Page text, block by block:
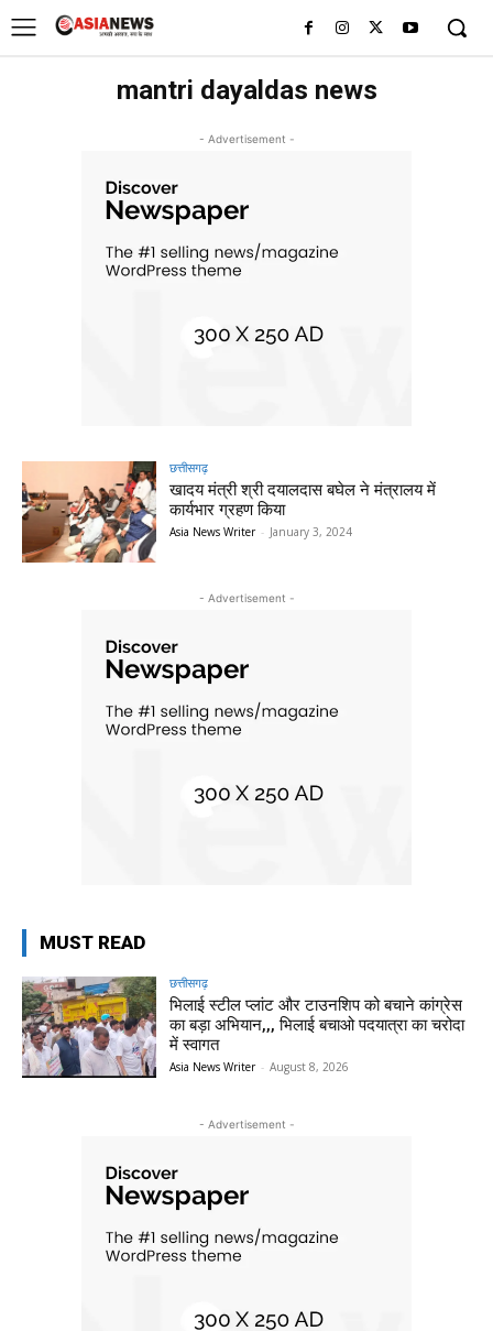
mantri dayaldas news
- Advertisement -
छत्तीसगढ़
खादय मंत्री श्री दयालदास बघेल ने मंत्रालय में
कार्यभार ग्रहण किया
Asia News Writer - January 3, 2024
- Advertisement -
MUST READ
छत्तीसगढ़
भिलाई स्टील प्लांट और टाउनशिप को बचाने कांग्रेस
का बड़ा अभियान,,, भिलाई बचाओ पदयात्रा का चरोदा
में स्वागत
Asia News Writer - August 8, 2026
- Advertisement -